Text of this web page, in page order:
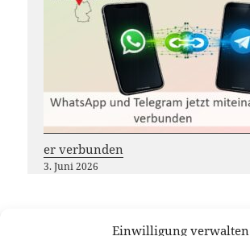
Einwilligung verwalten
er verbunden
3. Juni 2026